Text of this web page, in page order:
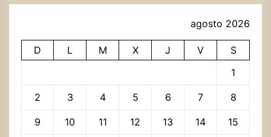
agosto 2026
D L M X J V
S
1
2 3 4 5 6 7 8
9 10 11 12 13 14 15